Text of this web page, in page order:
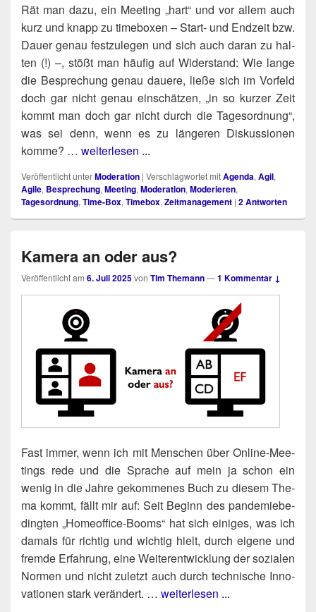
Rät man dazu, ein Mee­ting „hart“ und vor allem auch
kurz und knapp zu time­bo­xen – Start- und End­zeit bzw.
Dau­er genau fest­zu­le­gen und sich auch dar­an zu hal­
ten (!) –, stößt man häu­fig auf Wider­stand: Wie lan­ge
die Bespre­chung genau daue­re, lie­ße sich im Vor­feld
doch gar nicht genau ein­schät­zen, „in so kur­zer Zeit
kommt man doch gar nicht durch die Tages­ord­nung“,
was sei denn, wenn es zu län­ge­ren Dis­kus­sio­nen
kom­me? … weiterlesen ...
Veröffentlicht unterModeration | Verschlagwortet mitAgenda, Agil,
Agile, Besprechung, Meeting, Moderation, Moderieren,
Tagesordnung, Time-Box, Timebox, Zeitmanagement | 2Antworten
Kamera an oder aus?
Veröffentlicht am 6. Juli 2025von Tim Themann—1 Kommentar ↓
Fast immer, wenn ich mit Men­schen über Online-Mee­
tings rede und die Spra­che auf mein ja schon ein
wenig in die Jah­re gekom­me­nes Buch zu die­sem The­
ma kommt, fällt mir auf: Seit Beginn des pan­de­mie­be­
ding­ten „Home­of­fice-Booms“ hat sich eini­ges, was ich
damals für rich­tig und wich­tig hielt, durch eige­ne und
frem­de Erfah­rung, eine Wei­ter­ent­wick­lung der sozia­len
Nor­men und nicht zuletzt auch durch tech­ni­sche Inno­
va­tio­nen stark ver­än­dert. … weiterlesen ...